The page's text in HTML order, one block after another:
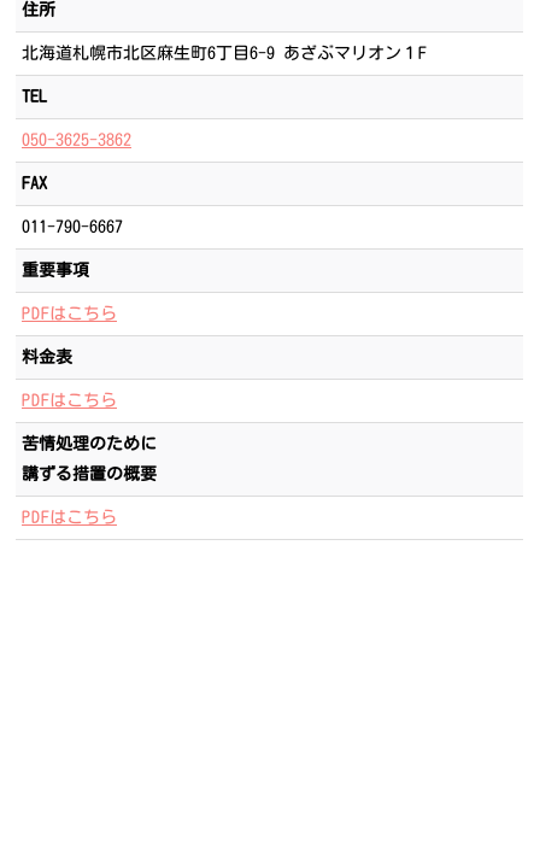
住所
北海道札幌市北区麻生町6丁目6-9 あざぶマリオン１F
TEL
050-3625-3862
FAX
011-790-6667
重要事項
PDFはこちら
料金表
PDFはこちら
苦情処理のために
講ずる措置の概要
PDFはこちら